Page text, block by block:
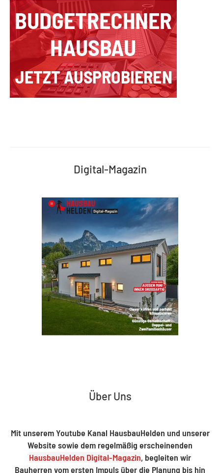
Digital-Magazin
Über Uns
Mit unserem Youtube Kanal HausbauHelden und unserer
Website sowie dem regelmäßig erscheinenden
HausbauHelden Digital-Magazin, begleiten wir
Bauherren vom ersten Impuls über die Planung bis hin